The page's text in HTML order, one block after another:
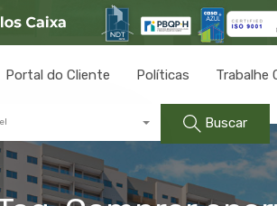
Portal do Cliente Políticas Trabalhe
Buscar